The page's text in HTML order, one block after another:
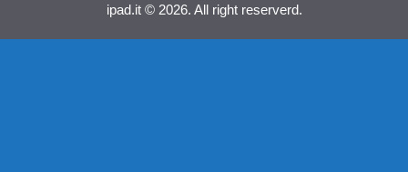
ipad.it © 2026. All right reserverd.